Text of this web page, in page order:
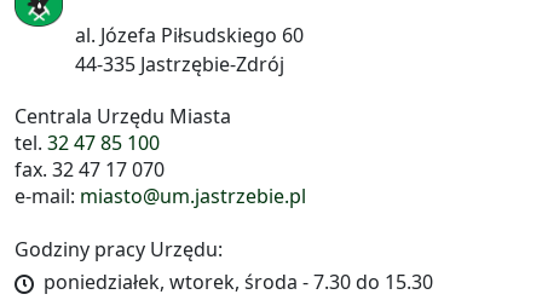
al. Józefa Piłsudskiego 60
44-335 Jastrzębie-Zdrój
Centrala Urzędu Miasta
tel. 32 47 85 100
fax. 32 47 17 070
e-mail: miasto@um.jastrzebie.pl
Godziny pracy Urzędu:
poniedziałek, wtorek, środa - 7.30 do 15.30